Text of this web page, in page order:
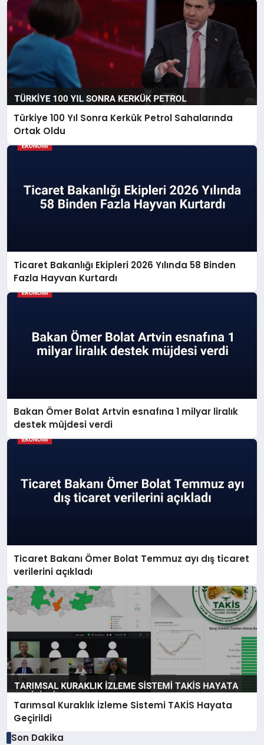
Türkiye 100 Yıl Sonra Kerkük Petrol Sahalarında
Ortak Oldu
Ticaret Bakanlığı Ekipleri 2026 Yılında 58 Binden
Fazla Hayvan Kurtardı
Bakan Ömer Bolat Artvin esnafına 1 milyar liralık
destek müjdesi verdi
Ticaret Bakanı Ömer Bolat Temmuz ayı dış ticaret
verilerini açıkladı
Tarımsal Kuraklık İzleme Sistemi TAKİS Hayata
Geçirildi
Son Dakika